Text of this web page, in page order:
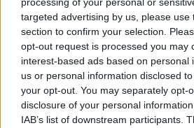
targeted advertising by us, please use
section to confirm your selection.
opt-out request is processed you may
interest-based ads based on personal
us or personal information disclosed
your opt-out. You may separately opt-
disclosure of your personal
IAB’s list of downstream participants.
Rudegar, llegado desde
"streamer" oficial de la Liga
HiperDino, formó a los
y online) sobre cómo vivir de
creadores de contenido online,
como "streamers" o